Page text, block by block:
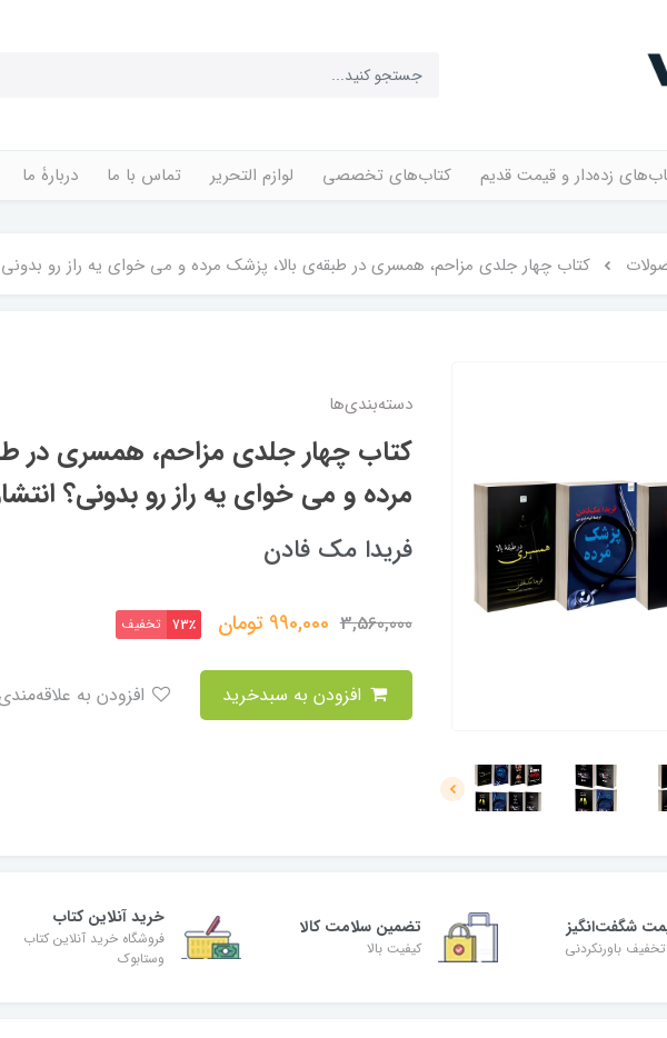
زده‌دار و قیمت قدیم کتاب‌های تخصصی لوازم التحریر تماس با ما دربارۀ ما
کتاب چهار جلدی مزاحم، همسری در طبقه‌ی بالا، پزشک مرده و می خوای یه راز رو
دسته‌بندی‌ها
کتاب چهار جلدی مزاحم، همسری در
مرده و می خوای یه راز رو بدونی؟
فریدا مک فادن
3,560,000
990,000 تومان 73٪ تخفیف
شگفت‌انگیز
تخفیف باورنکردنی
تضمین سلامت کالا
کیفیت بالا
خرید آنلاین کتاب
فروشگاه خرید آنلاین کتاب
وستابوک